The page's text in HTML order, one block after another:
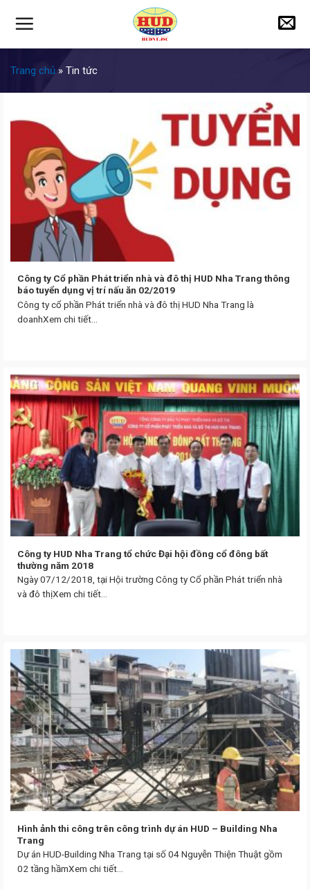
Trang chủ» Tin tức
Công ty Cổ phần Phát triển nhà và đô thị HUD Nha Trang thông
báo tuyển dụng vị trí nấu ăn 02/2019
Công ty cổ phần Phát triển nhà và đô thị HUD Nha Trang là
doanhXem chi tiết...
Công ty HUD Nha Trang tổ chức Đại hội đồng cổ đông bất
thường năm 2018
Ngày 07/12/2018, tại Hội trường Công ty Cổ phần Phát triển nhà
và đô thịXem chi tiết...
Hình ảnh thi công trên công trình dự án HUD – Building Nha
Trang
Dự án HUD-Building Nha Trang tại số 04 Nguyễn Thiện Thuật gồm
02 tầng hầmXem chi tiết...